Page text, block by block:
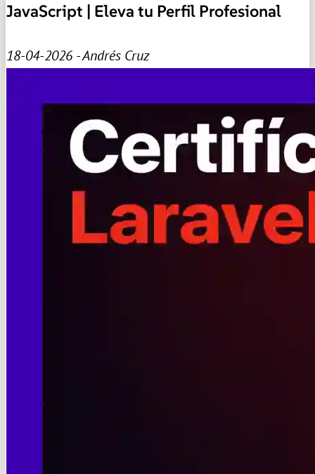
JavaScript | Eleva tu Perfil Profesional
18-04-2026 - Andrés Cruz